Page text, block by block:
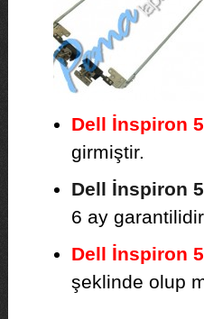
Dell İnspiron
girmiştir.
Dell İnspiron
6 ay
Dell İnspiron
şeklinde olup